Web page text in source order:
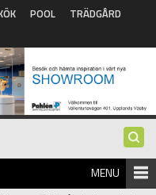
POOL
TRÄDGÅRD
MENU